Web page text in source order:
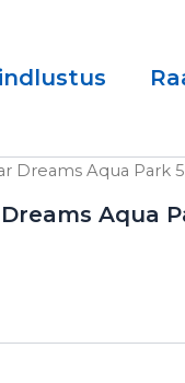
Dreams Aqua Park
Aqua